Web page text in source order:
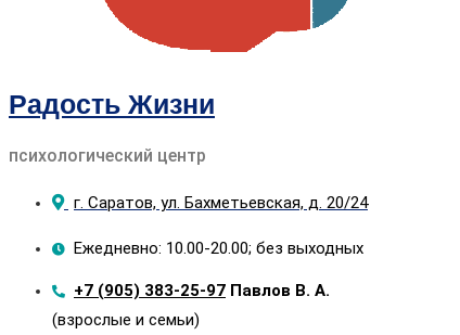
Радость Жизни
психологический центр
г. Саратов, ул. Бахметьевская, д. 20/24
Ежедневно: 10.00-20.00; без выходных
+7 (905) 383-25-97 Павлов В. А.
(взрослые и семьи)